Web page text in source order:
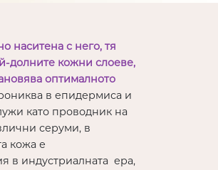
наситена с него, тя
долните кожни слоеве,
оптималното
в епидермиса и
като проводник на
серуми, в
кожа е
в индустриалната ера,